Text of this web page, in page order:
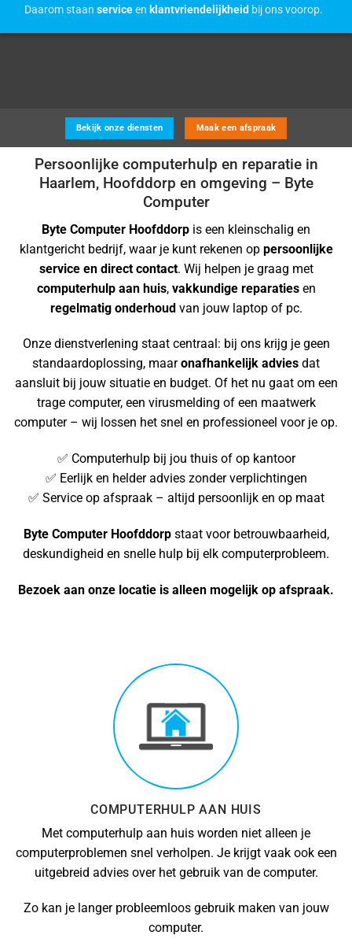
Daarom staan serviceen klantvriendelijkheid bij ons voorop.
Bekijk onze diensten Maak een afspraak
Persoonlijke computerhulp en reparatie in
Haarlem, Hoofddorp en omgeving – Byte
Computer
Byte Computer Hoofddorp is een kleinschalig en
klantgericht bedrijf, waar je kunt rekenen op persoonlijke
service en direct contact. Wij helpen je graag met
computerhulp aan huis, vakkundige reparatiesen
regelmatig onderhoudvan jouw laptop of pc.
Onze dienstverlening staat centraal: bij ons krijg je geen
standaardoplossing, maaronafhankelijk advies dat
aansluit bij jouw situatie en budget. Of het nu gaat om een
trage computer, een virusmelding of een maatwerk
computer – wij lossen het snel en professioneel voor je op.
✅ Computerhulp bij jou thuis of op kantoor
✅ Eerlijk en helder advies zonder verplichtingen
✅ Service op afspraak – altijd persoonlijk en op maat
Byte Computer Hoofddorpstaat voor betrouwbaarheid,
deskundigheid en snelle hulp bij elk computerprobleem.
Bezoek aan onze locatie is alleen mogelijk op afspraak.
COMPUTERHULP AAN HUIS
Met computerhulp aan huis worden niet alleen je
computerproblemen snel verholpen. Je krijgt vaak ook een
uitgebreid advies over het gebruik van de computer.
Zo kan je langer probleemloos gebruik maken van jouw
computer.